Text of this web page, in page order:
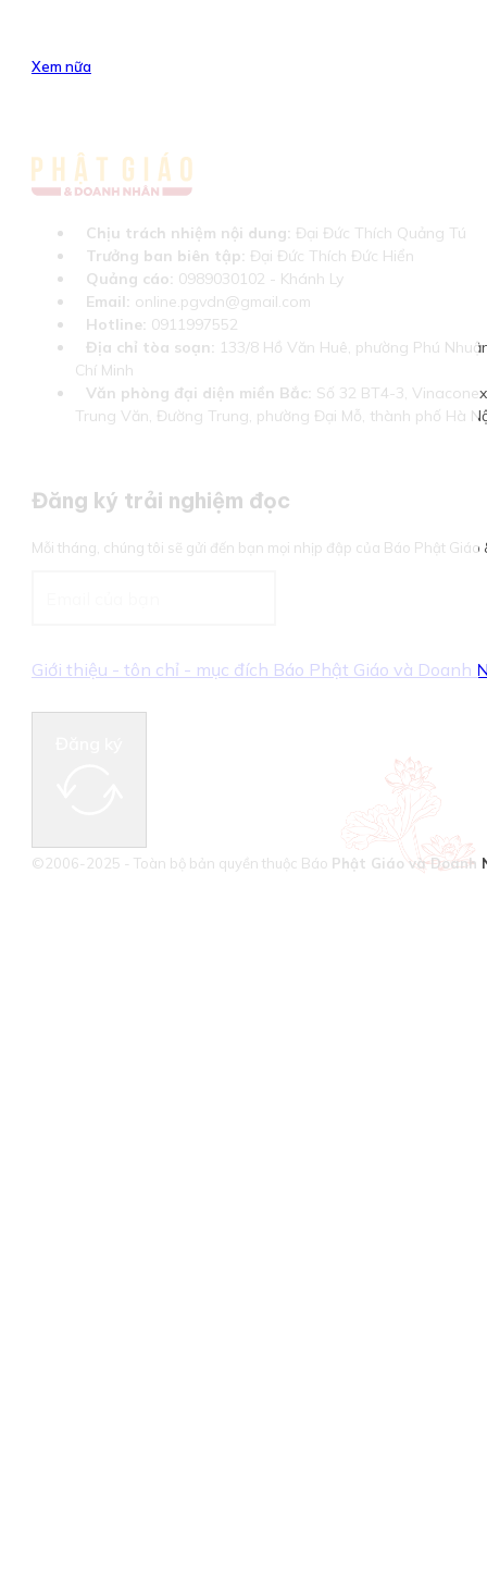
Xem nữa
Chịu trách nhiệm nội dung: Đại Đức Thích Quảng Tú
Trưởng ban biên tập: Đại Đức Thích Đức Hiển
Quảng cáo: 0989030102 - Khánh Ly
Email: online.pgvdn@gmail.com
Hotline: 0911997552
Địa chỉ tòa soạn: 133/8 Hồ Văn Huê, phường Phú
Chí Minh
Văn phòng đại diện miền Bắc: Số 32 BT4-3,
Trung Văn, Đường Trung, phường Đại Mỗ, thành phố Hà
Đăng ký trải nghiệm đọc
Mỗi tháng, chúng tôi sẽ gửi đến bạn mọi nhịp đập của Báo Phật Giáo
Giới thiệu - tôn chỉ - mục đích Báo Phật Giáo và Doanh
©2006-2025 - Toàn bộ bản quyền thuộc Báo Phật Giáo và Doanh